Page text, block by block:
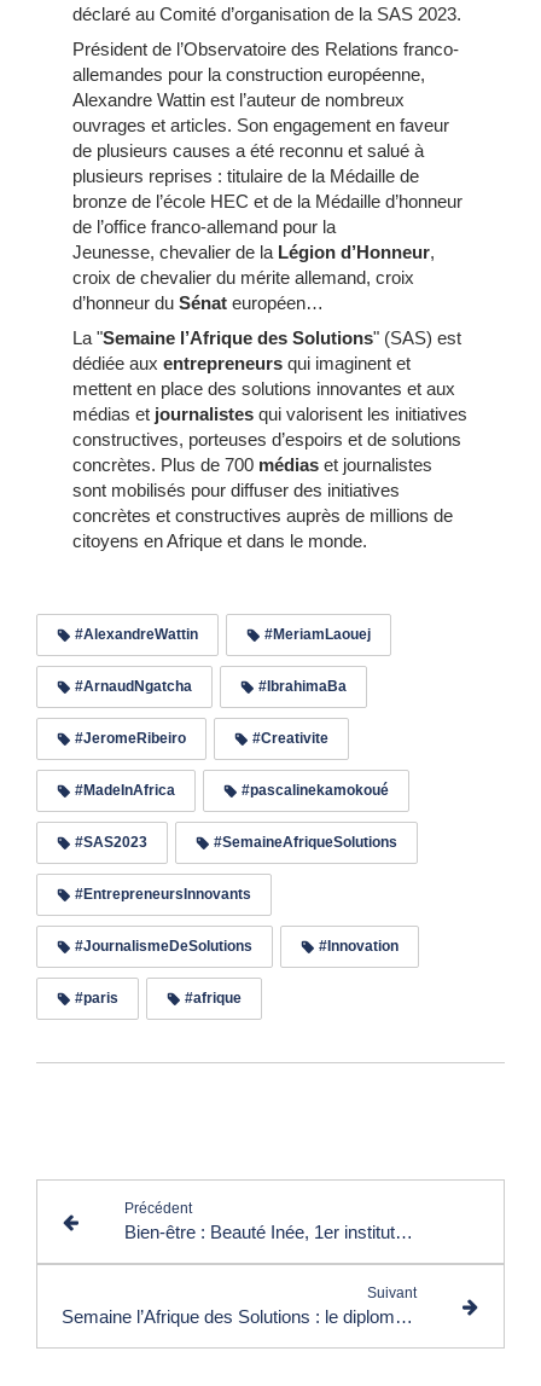
déclaré au Comité d’organisation de la SAS 2023.
Président de l’Observatoire des Relations franco-
allemandes pour la construction européenne,
Alexandre Wattin est l’auteur de nombreux
ouvrages et articles. Son engagement en faveur
de plusieurs causes a été reconnu et salué à
plusieurs reprises : titulaire de la Médaille de
bronze de l’école HEC et de la Médaille d’honneur
de l’office franco-allemand pour la
Jeunesse, chevalier de la Légion d’Honneur,
croix de chevalier du mérite allemand, croix
d’honneur du Sénat européen…
La "Semaine l’Afrique des Solutions" (SAS) est
dédiée aux entrepreneurs qui imaginent et
mettent en place des solutions innovantes et aux
médias et journalistes qui valorisent les initiatives
constructives, porteuses d’espoirs et de solutions
concrètes. Plus de 700 médias et journalistes
sont mobilisés pour diffuser des initiatives
concrètes et constructives auprès de millions de
citoyens en Afrique et dans le monde.
#AlexandreWattin #MeriamLaouej
#ArnaudNgatcha #IbrahimaBa
#JeromeRibeiro #Creativite
#MadeInAfrica #pascalinekamokoué
#SAS2023 #SemaineAfriqueSolutions
#EntrepreneursInnovants
#JournalismeDeSolutions #Innovation
#paris #afrique
Précédent
Bien-être : Beauté Inée, 1er institut virtuel spécialisé en soin de la peau pour femmes et hommes
Suivant
Semaine l’Afrique des Solutions : le diplomate Ibrahima Ba appelle à la mobilisation générale des Africains